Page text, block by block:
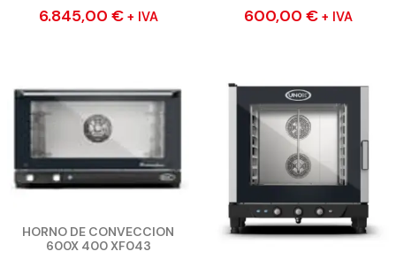
6.845,00 € + IVA 600,00 € + IVA
HORNO DE CONVECCION
600X 400 XF043